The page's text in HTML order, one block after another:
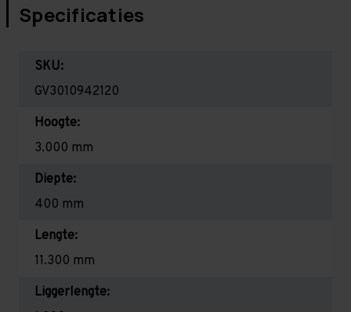
Specificaties
SKU:
GV3010942120
Hoogte:
3.000 mm
Diepte:
400 mm
Lengte:
11.300 mm
Liggerlengte: